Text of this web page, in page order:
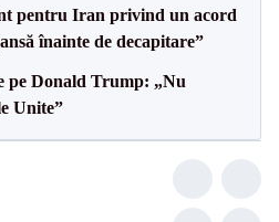
pentru Iran privind un acord
înainte de decapitare”
pe Donald Trump: „Nu
Unite”